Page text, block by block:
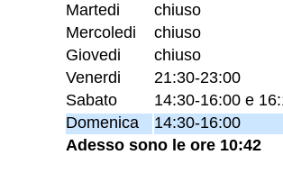
Martedi
chiuso
Mercoledi
chiuso
Giovedi
chiuso
Venerdi
21:30-23:00
Sabato
14:30-16:00 e
Domenica
14:30-16:00
Adesso sono le ore 10:42